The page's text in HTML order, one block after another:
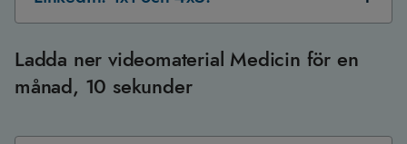
Ladda ner videomaterial Medicin för en
månad, 10 sekunder